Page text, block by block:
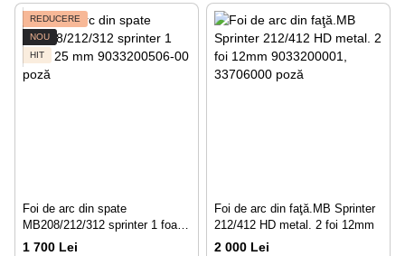
REDUCERE
NOU
HIT
Foi de arc din spate
МВ208/212/312 sprinter 1 foaie
25 mm
1 700 Lei
Foi de arc din faţă.MB Sprinter
212/412 HD metal. 2 foi 12mm
2 000 Lei